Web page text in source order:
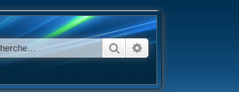
RechercherRecherche avancée